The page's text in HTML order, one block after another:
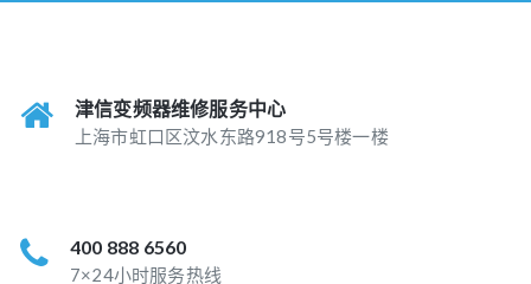
津信变频器维修服务中心
上海市虹口区汶水东路918号5号楼一楼
400 888 6560
7×24小时服务热线